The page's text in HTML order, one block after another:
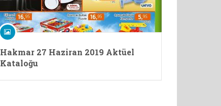
Hakmar 27 Haziran 2019 Aktüel
Kataloğu